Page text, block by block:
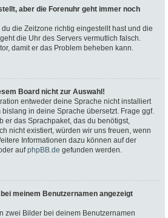
aber die Forenuhr geht immer noch
die Zeitzone richtig eingestellt hast und die
die Uhr des Servers vermutlich falsch.
damit er das Problem beheben kann.
Board nicht zur Auswahl!
entweder deine Sprache nicht installiert
in deine Sprache übersetzt. Frage ggf.
er das Sprachpaket, das du benötigst,
nicht existiert, würden wir uns freuen, wenn
Informationen dazu können auf der
aufphpBB.de gefunden werden.
meinem Benutzernamen angezeigt
zwei Bilder bei deinem Benutzernamen